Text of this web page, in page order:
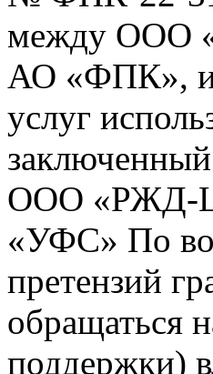
между ООО
АО «ФПК», и
услуг
ООО «РЖД-
«УФС» По
претензий
обращаться
поддержки)